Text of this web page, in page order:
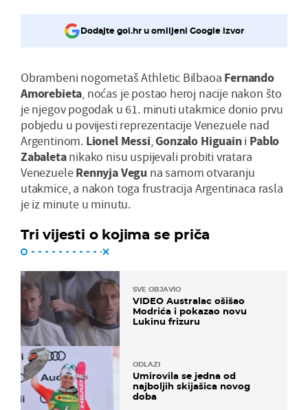
Dodajte gol.hr u omiljeni Google izvor
Obrambeni nogometaš Athletic Bilbaoa Fernando
Amorebieta, noćas je postao heroj nacije nakon što
je njegov pogodak u 61. minuti utakmice donio prvu
pobjedu u povijesti reprezentacije Venezuele nad
Argentinom. Lionel Messi,Gonzalo Higuaini Pablo
Zabaletanikako nisu uspijevali probiti vratara
VenezueleRennyja Vegu na samom otvaranju
utakmice, a nakon toga frustracija Argentinaca rasla
je iz minute u minutu.
Tri vijesti o kojima se priča
SVE OBJAVIO
VIDEO Australac ošišao
Modrića i pokazao novu
Lukinu frizuru
ODLAZI
Umirovila se jedna od
najboljih skijašica novog
doba